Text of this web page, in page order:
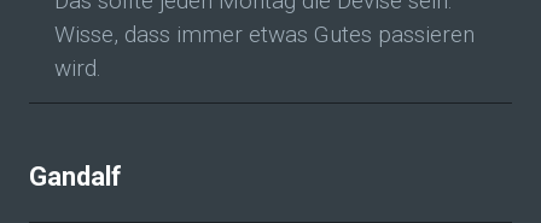
Wisse, dass immer etwas Gutes passieren
wird.
Gandalf